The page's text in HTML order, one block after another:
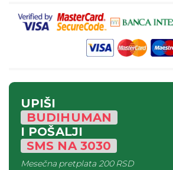
UPIŠI
BUDIHUMAN
I POŠALJI
SMS NA3030
Mesečna pretplata200 RSD